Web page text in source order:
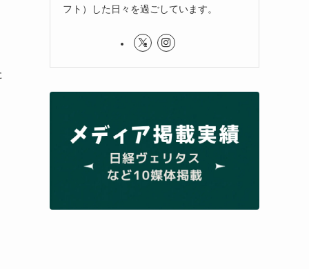
フト）した日々を過ごしています。